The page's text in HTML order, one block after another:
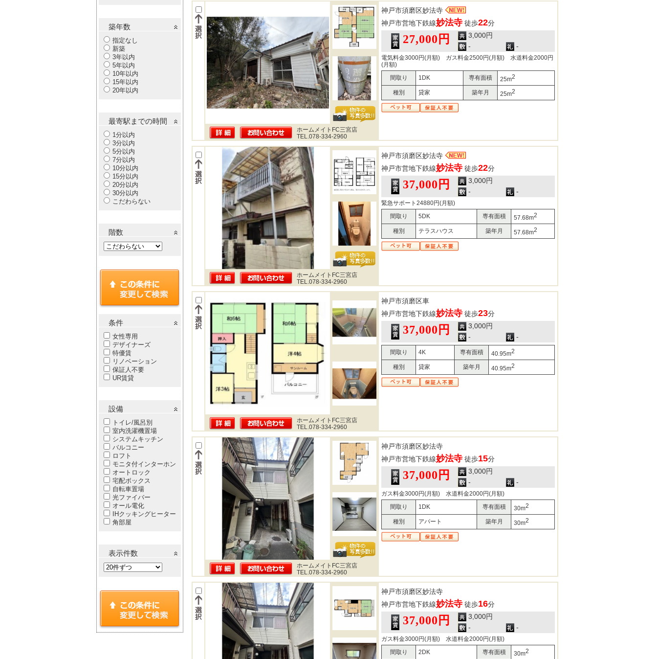
築年数
指定なし
新築
3年以内
5年以内
10年以内
15年以内
20年以内
最寄駅までの時間
1分以内
3分以内
5分以内
7分以内
10分以内
15分以内
20分以内
30分以内
こだわらない
階数
条件
女性専用
デザイナーズ
特優賃
リノベーション
保証人不要
UR賃貸
設備
トイレ/風呂別
室内洗濯機置場
システムキッチン
バルコニー
ロフト
モニタ付インターホン
オートロック
宅配ボックス
自転車置場
光ファイバー
オール電化
IHクッキングヒーター
角部屋
表示件数
神戸市須磨区妙法寺
神戸市営地下鉄線妙法寺 徒歩22分
27,000円
3,000円
-
-
電気料金3000円(月額) ガス料金2500円(月額) 水道料金2000円
(月額)
間取り
1DK 専有面積 25m2
種別 貸家 築年月 25m2
ホームメイトFC三宮店
TEL.078-334-2960
神戸市須磨区妙法寺
神戸市営地下鉄線妙法寺 徒歩22分
37,000円
3,000円
-
-
緊急サポート24880円(月額)
間取り
5DK 専有面積 57.68m2
種別 テラスハウス 築年月 57.68m2
ホームメイトFC三宮店
TEL.078-334-2960
神戸市須磨区車
神戸市営地下鉄線妙法寺 徒歩23分
37,000円
3,000円
-
-
間取り 4K 専有面積 40.95m2
種別 貸家 築年月 40.95m2
ホームメイトFC三宮店
TEL.078-334-2960
神戸市須磨区妙法寺
神戸市営地下鉄線妙法寺 徒歩15分
37,000円
3,000円
-
-
ガス料金3000円(月額) 水道料金2000円(月額)
間取り
1DK 専有面積 30m2
種別 アパート 築年月 30m2
ホームメイトFC三宮店
TEL.078-334-2960
神戸市須磨区妙法寺
神戸市営地下鉄線妙法寺 徒歩16分
37,000円
3,000円
-
-
ガス料金3000円(月額) 水道料金2000円(月額)
間取り
2DK 専有面積 30m2